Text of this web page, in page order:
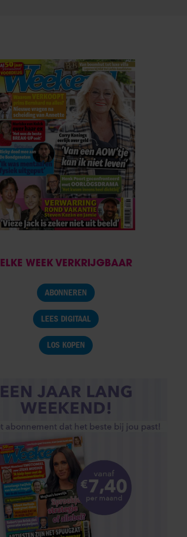
ELKE WEEK VERKRIJGBAAR
ABONNEREN
LEES DIGITAAL
LOS KOPEN